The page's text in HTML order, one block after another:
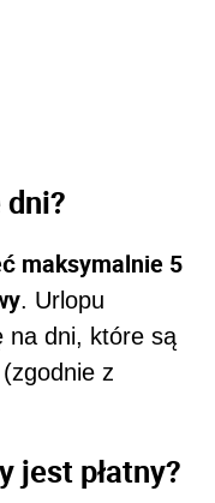
maksymalnie 5
. Urlopu
na dni, które są
z
jest płatny?